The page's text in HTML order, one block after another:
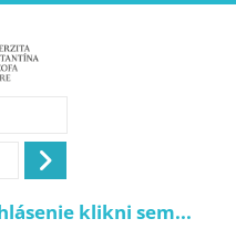
Prihlásiť
sa
klikni sem...